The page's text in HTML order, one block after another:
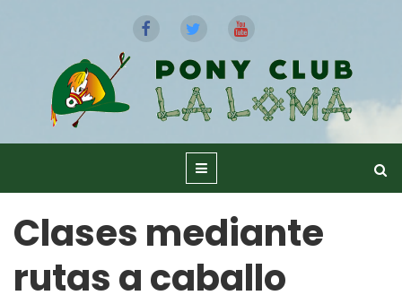
Clases mediante
rutas a caballo